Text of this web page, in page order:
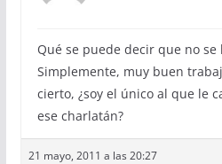
Qué se puede decir que no
Simplemente, muy buen
cierto, ¿soy el único al que le
ese charlatán?
21 mayo, 2011 a las 20:27